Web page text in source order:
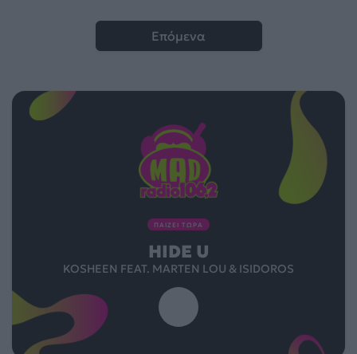
Επόμενα
ΠΑΙΖΕΙ ΤΩΡΑ
HIDE U
KOSHEEN FEAT. MARTEN LOU & ISIDOROS